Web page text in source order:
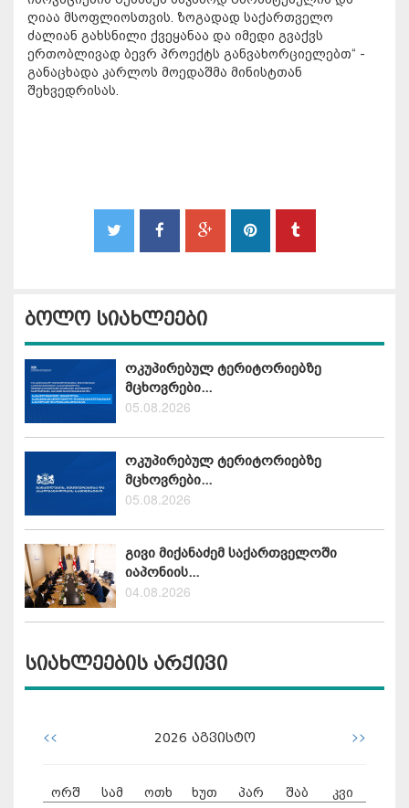
ღიაა მსოფლიოსთვის. ზოგადად საქართველო
ძალიან გახსნილი ქვეყანაა და იმედი გვაქვს
ერთობლივად ბევრ პროექტს განვახორციელებთ“ -
განაცხადა კარლოს მოედაშმა მინისტთან
შეხვედრისას.
ბოლო სიახლეები
ოკუპირებულ ტერიტორიებზე
მცხოვრები...
05.08.2026
ოკუპირებულ ტერიტორიებზე
მცხოვრები...
05.08.2026
გივი მიქანაძემ საქართველოში
იაპონიის...
04.08.2026
სიახლეების არქივი
<< 2026 აგვისტო >>
ორშ სამ ოთხ ხუთ პარ შაბ კვი